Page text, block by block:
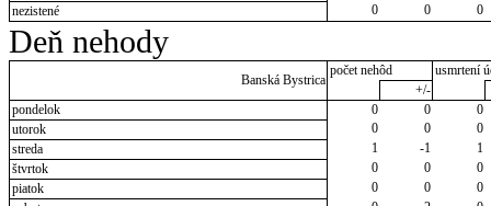
nezistené
0 0 0
Deň nehody
Banská Bystrica
počet nehôd
usmrtení
+/-
pondelok
0 0
0
utorok
0 0
0
streda
1 -1
1
štvrtok
0 0
0
piatok
0 0
0